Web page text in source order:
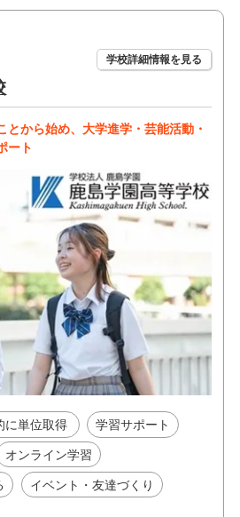
学校詳細情報を見る
とから始め、大学進学・芸能活動・
ート
に単位取得 学習サポート
オンライン学習
イベント・友達づくり